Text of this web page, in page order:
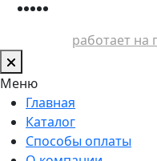
работает на
Меню
Главная
Каталог
Способы оплаты